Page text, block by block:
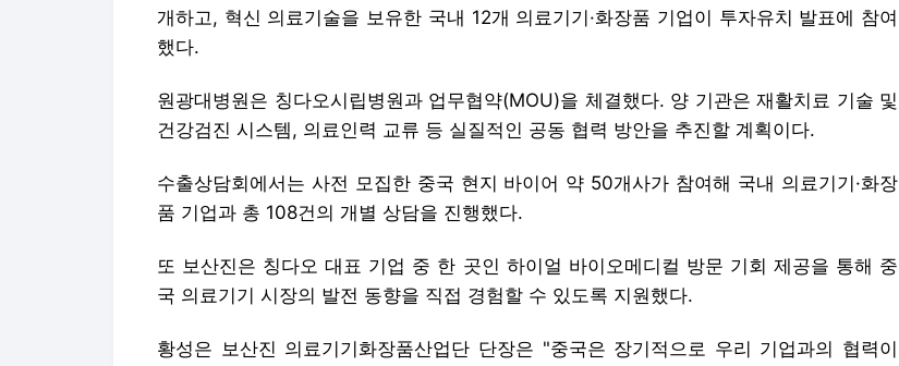
개하고, 혁신 의료기술을 보유한 국내 12개 의료기기·화장품 기업이 투자유치 발표에 참여
했다.
원광대병원은 칭다오시립병원과 업무협약(MOU)을 체결했다. 양 기관은 재활치료 기술 및
건강검진 시스템, 의료인력 교류 등 실질적인 공동 협력 방안을 추진할 계획이다.
수출상담회에서는 사전 모집한 중국 현지 바이어 약 50개사가 참여해 국내 의료기기·화장
품 기업과 총 108건의 개별 상담을 진행했다.
또 보산진은 칭다오 대표 기업 중 한 곳인 하이얼 바이오메디컬 방문 기회 제공을 통해 중
국 의료기기 시장의 발전 동향을 직접 경험할 수 있도록 지원했다.
황성은 보산진 의료기기화장품산업단 단장은 "중국은 장기적으로 우리 기업과의 협력이